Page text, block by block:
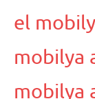
el
mobilya
mobilya